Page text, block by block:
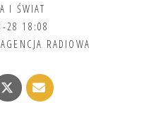
I ŚWIAT
28 18:08
RADIOWA